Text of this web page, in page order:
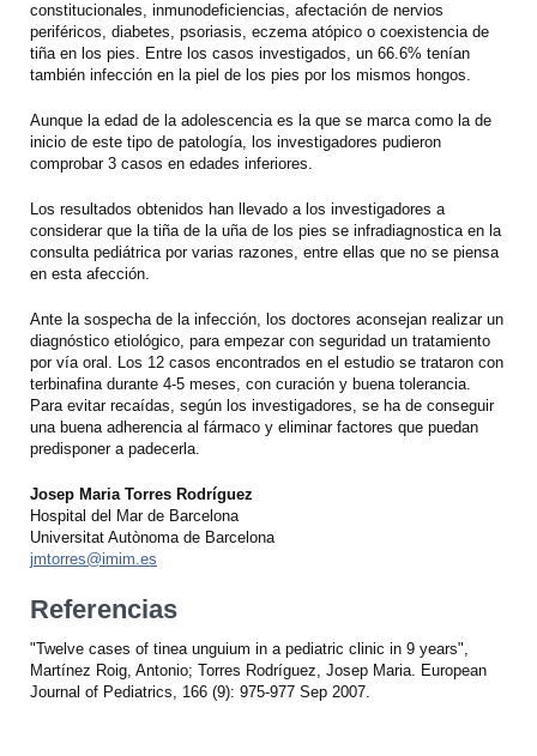
constitucionales, inmunodeficiencias, afectación de nervios
periféricos, diabetes, psoriasis, eczema atópico o coexistencia de
tiña en los pies. Entre los casos investigados, un 66.6% tenían
también infección en la piel de los pies por los mismos hongos.
Aunque la edad de la adolescencia es la que se marca como la de
inicio de este tipo de patología, los investigadores pudieron
comprobar 3 casos en edades inferiores.
Los resultados obtenidos han llevado a los investigadores a
considerar que la tiña de la uña de los pies se infradiagnostica en la
consulta pediátrica por varias razones, entre ellas que no se piensa
en esta afección.
Ante la sospecha de la infección, los doctores aconsejan realizar un
diagnóstico etiológico, para empezar con seguridad un tratamiento
por vía oral. Los 12 casos encontrados en el estudio se trataron con
terbinafina durante 4-5 meses, con curación y buena tolerancia.
Para evitar recaídas, según los investigadores, se ha de conseguir
una buena adherencia al fármaco y eliminar factores que puedan
predisponer a padecerla.
Josep Maria Torres Rodríguez
Hospital del Mar de Barcelona
Universitat Autònoma de Barcelona
jmtorres@imim.es
Referencias
"Twelve cases of tinea unguium in a pediatric clinic in 9 years",
Martínez Roig, Antonio; Torres Rodríguez, Josep Maria. European
Journal of Pediatrics, 166 (9): 975-977 Sep 2007.